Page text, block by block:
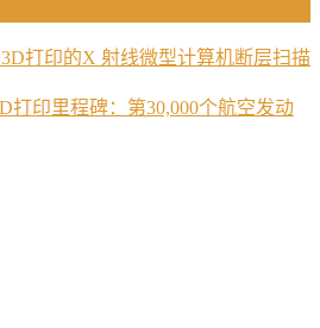
打印的X 射线微型计算机断层扫描
打印里程碑：第30,000个航空发动